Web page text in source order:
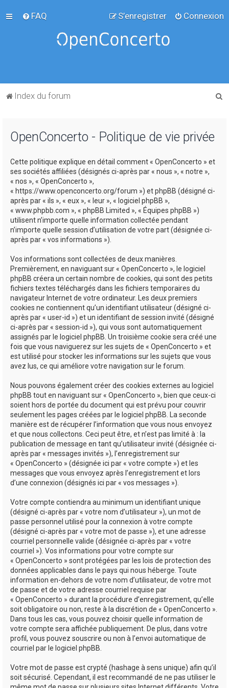
FAQ Connexion
S’enregistrer
Index du forum
OpenConcerto - Politique de vie privée
Cette politique explique en détail comment « OpenConcerto » et
ses sociétés affiliées (désignés ci-après par « nous », « notre »,
« nos », « OpenConcerto »,
« https://www.openconcerto.org/forum ») et phpBB (désigné ci-
après par « ils », « eux », « leur », « logiciel phpBB »,
« www.phpbb.com », « phpBB Limited », « Équipes phpBB »)
utilisent n’importe quelle information collectée pendant
n’importe quelle session d’utilisation de votre part (désignée ci-
après par « vos informations »).
Vos informations sont collectées de deux manières.
Premièrement, en naviguant sur « OpenConcerto », le logiciel
phpBB créera un certain nombre de cookies, qui sont des petits
fichiers textes téléchargés dans les fichiers temporaires du
navigateur Internet de votre ordinateur. Les deux premiers
cookies ne contiennent qu’un identifiant utilisateur (désigné ci-
après par « user-id ») et un identifiant de session invité (désigné
ci-après par « session-id »), qui vous sont automatiquement
assignés par le logiciel phpBB. Un troisième cookie sera créé une
fois que vous naviguerez sur les sujets de « OpenConcerto » et
est utilisé pour stocker les informations sur les sujets que vous
avez lus, ce qui améliore votre navigation sur le forum.
Nous pouvons également créer des cookies externes au logiciel
phpBB tout en naviguant sur « OpenConcerto », bien que ceux-ci
soient hors de portée du document qui est prévu pour couvrir
seulement les pages créées par le logiciel phpBB. La seconde
manière est de récupérer l’information que vous nous envoyez
et que nous collectons. Ceci peut être, et n’est pas limité à : la
publication de message en tant qu’utilisateur invité (désignée ci-
après par « messages invités »), l’enregistrement sur
« OpenConcerto » (désignée ici par « votre compte ») et les
messages que vous envoyez après l’enregistrement et lors
d’une connexion (désignés ici par « vos messages »).
Votre compte contiendra au minimum un identifiant unique
(désigné ci-après par « votre nom d’utilisateur »), un mot de
passe personnel utilisé pour la connexion à votre compte
(désigné ci-après par « votre mot de passe »), et une adresse
courriel personnelle valide (désignée ci-après par « votre
courriel »). Vos informations pour votre compte sur
« OpenConcerto » sont protégées par les lois de protection des
données applicables dans le pays qui nous héberge. Toute
information en-dehors de votre nom d’utilisateur, de votre mot
de passe et de votre adresse courriel requise par
« OpenConcerto » durant la procédure d’enregistrement, qu’elle
soit obligatoire ou non, reste à la discrétion de « OpenConcerto ».
Dans tous les cas, vous pouvez choisir quelle information de
votre compte sera affichée publiquement. De plus, dans votre
profil, vous pouvez souscrire ou non à l’envoi automatique de
courriel par le logiciel phpBB.
Votre mot de passe est crypté (hashage à sens unique) afin qu’il
soit sécurisé. Cependant, il est recommandé de ne pas utiliser le